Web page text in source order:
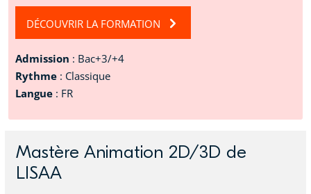
DÉCOUVRIR LA FORMATION
Admission : Bac+3/+4
Rythme : Classique
Langue : FR
Mastère Animation 2D/3D de
LISAA